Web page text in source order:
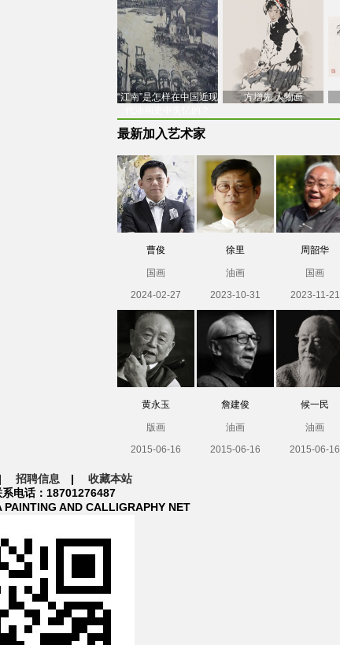
中
“江南”是怎样在中国近现
方增先 人物画
最新加入艺术家
曹俊
国画
2024-02-27
徐里
油画
2023-10-31
周韶华
国画
2023-11-21
黄永玉
版画
2015-06-16
詹建俊
油画
2015-06-16
候一民
油画
2015-06-16
招聘信息 | 收藏本站
电话：18701276487
AND CALLIGRAPHY NET